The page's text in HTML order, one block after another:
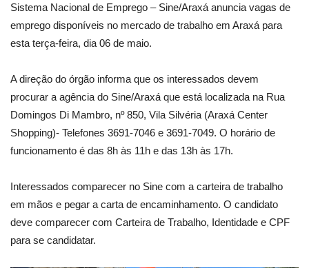
Sistema Nacional de Emprego – Sine/Araxá anuncia vagas de
emprego disponíveis no mercado de trabalho em Araxá para
esta terça-feira, dia 06 de maio.
A direção do órgão informa que os interessados devem
procurar a agência do Sine/Araxá que está localizada na Rua
Domingos Di Mambro, nº 850, Vila Silvéria (Araxá Center
Shopping)- Telefones 3691-7046 e 3691-7049. O horário de
funcionamento é das 8h às 11h e das 13h às 17h.
Interessados comparecer no Sine com a carteira de trabalho
em mãos e pegar a carta de encaminhamento. O candidato
deve comparecer com Carteira de Trabalho, Identidade e CPF
para se candidatar.